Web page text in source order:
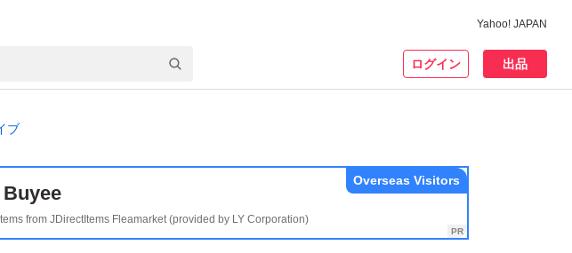
Yahoo! JAPAN
ログイン 出品
ブ
from JDirectItems Fleamarket (provided by LY Corporation)
Overseas Visitors